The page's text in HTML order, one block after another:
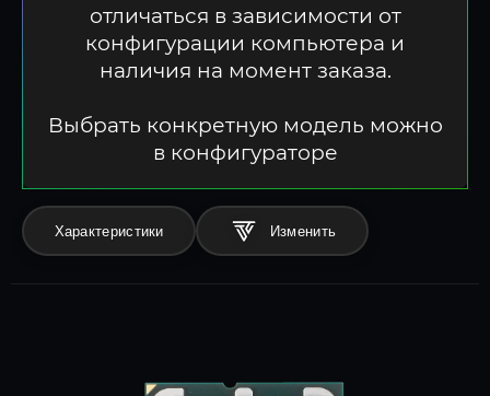
отличаться в зависимости от
конфигурации компьютера и
наличия на момент заказа.
Выбрать конкретную модель можно
в конфигураторе
Характеристики